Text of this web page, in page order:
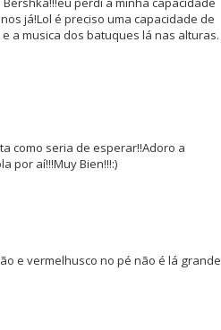
já!Lol é preciso uma capacidade de
a musica dos batuques lá nas alturas.
como seria de esperar!!Adoro a
por aí!!!Muy Bien!!!:)
e vermelhusco no pé não é lá grande